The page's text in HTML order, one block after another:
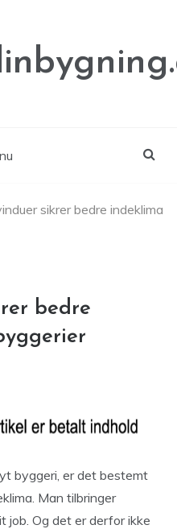
sikrer bedre indeklima
bedre
byggeri, er det bestemt
Man tilbringer
job. Og det er derfor ikke